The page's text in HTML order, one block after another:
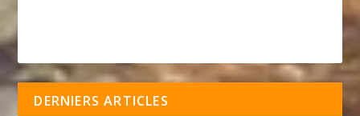
DERNIERS ARTICLES